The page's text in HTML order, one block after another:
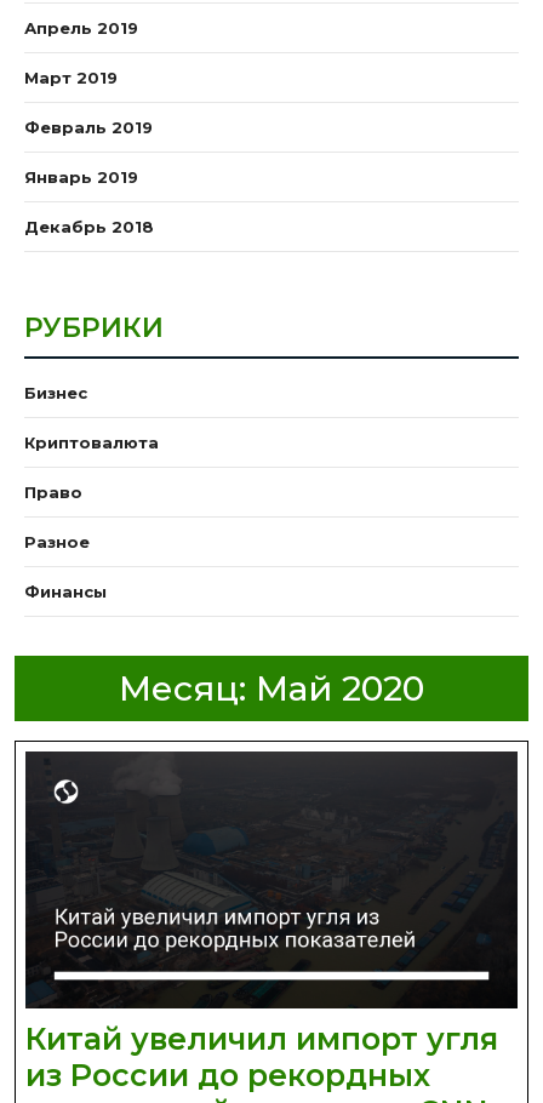
Апрель 2019
Март 2019
Февраль 2019
Январь 2019
Декабрь 2018
РУБРИКИ
Бизнес
Криптовалюта
Право
Разное
Финансы
Месяц: Май 2020
Китай увеличил импорт угля
из России до рекордных